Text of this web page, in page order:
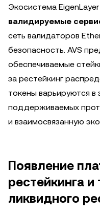
Экосистема
валидируемые
сеть валидаторов
безопасность. AVS
обеспечиваемые
за рестейкинг
токены варьируются в
поддерживаемых
и взаимосвязанную
Появление
рестейкинга и
ликвидного